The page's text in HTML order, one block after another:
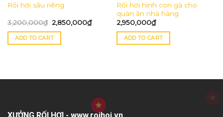
Rối hơi sầu riêng
3,200,000₫ 2,850,000₫
ADD TO CART
Rối hơi hình con gà cho
quán ăn nhà hàng
2,950,000₫
ADD TO CART
XƯỞNG RỐI HƠI - www.roihoi.vn